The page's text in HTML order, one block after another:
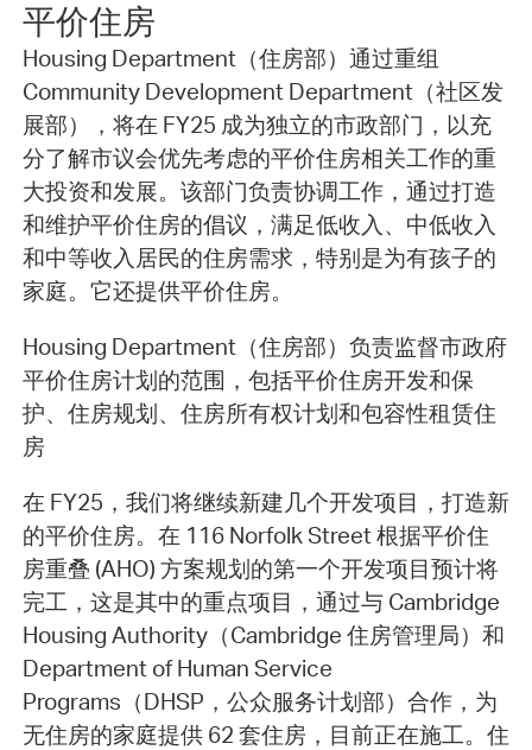
平价住房
Housing Department（住房部）通过重组
Community Development Department（社区发
展部），将在 FY25 成为独立的市政部门，以充
分了解市议会优先考虑的平价住房相关工作的重
大投资和发展。该部门负责协调工作，通过打造
和维护平价住房的倡议，满足低收入、中低收入
和中等收入居民的住房需求，特别是为有孩子的
家庭。它还提供平价住房。
Housing Department（住房部）负责监督市政府
平价住房计划的范围，包括平价住房开发和保
护、住房规划、住房所有权计划和包容性租赁住
房
在 FY25，我们将继续新建几个开发项目，打造新
的平价住房。在 116 Norfolk Street 根据平价住
房重叠 (AHO) 方案规划的第一个开发项目预计将
完工，这是其中的重点项目，通过与 Cambridge
Housing Authority（Cambridge 住房管理局）和
Department of Human Service
Programs（DHSP，公众服务计划部）合作，为
无住房的家庭提供 62 套住房，目前正在施工。住